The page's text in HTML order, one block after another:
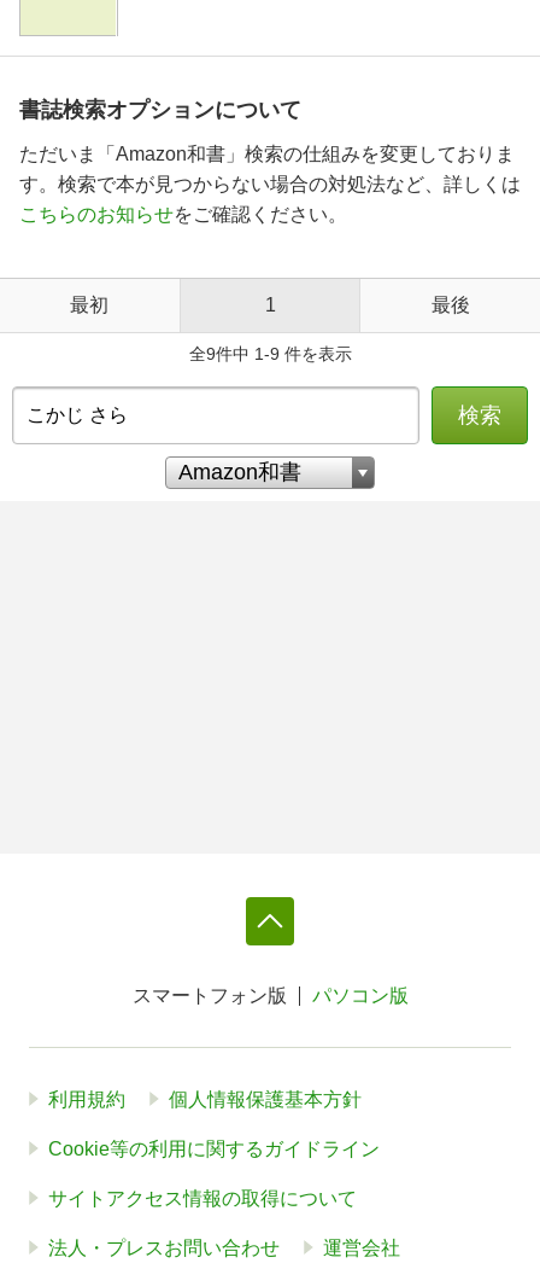
書誌検索オプションについて
ただいま「Amazon和書」検索の仕組みを変更しておりま
す。検索で本が見つからない場合の対処法など、詳しくは
こちらのお知らせをご確認ください。
最初 1 最後
全9件中 1-9 件を表示
検索
スマートフォン版 パソコン版
利用規約 個人情報保護基本方針
Cookie等の利用に関するガイドライン
サイトアクセス情報の取得について
法人・プレスお問い合わせ 運営会社